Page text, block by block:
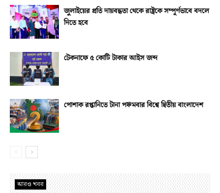
জুলাইয়ের প্রতি দায়বদ্ধতা থেকে রাষ্ট্রকে সম্পূর্ণভাবে বদলে
দিতে হবে
টেকনাফে ৫ কোটি টাকার আইস জব্দ
পোশাক রপ্তানিতে টানা পঞ্চমবার বিশ্বে দ্বিতীয় বাংলাদেশ
আরও খবর